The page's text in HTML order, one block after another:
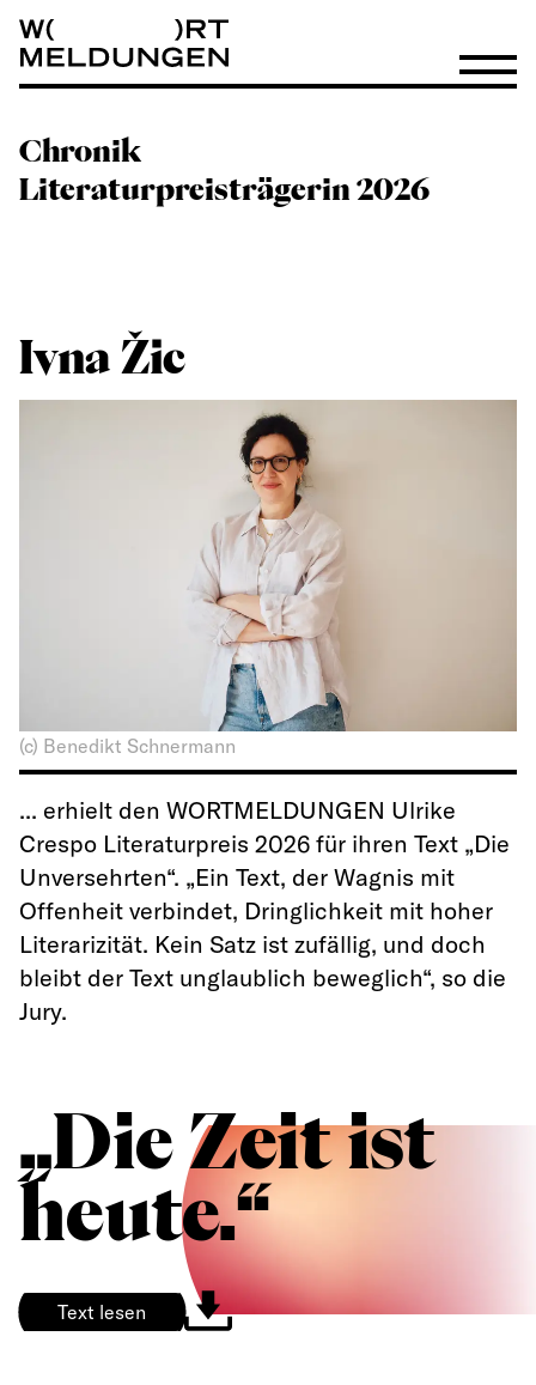
Wortmeldungen
Chronik
Literaturpreisträgerin 2026
Ivna Žic
(c) Benedikt Schnermann
... erhielt den WORTMELDUNGEN Ulrike
Crespo Literaturpreis 2026 für ihren Text „Die
Unversehrten“. „Ein Text, der Wagnis mit
Offenheit verbindet, Dringlichkeit mit hoher
Literarizität. Kein Satz ist zufällig, und doch
bleibt der Text unglaublich beweglich“, so die
Jury.
„Die Zeit ist
heute.“
Text lesen